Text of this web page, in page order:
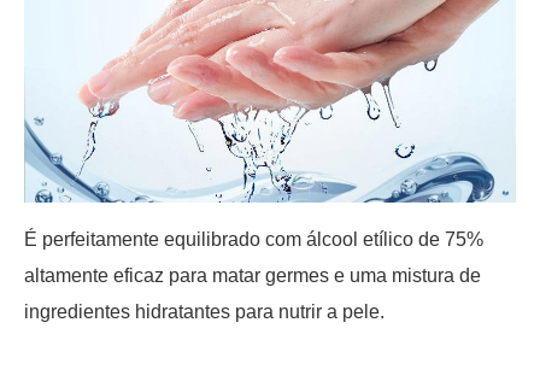
É perfeitamente equilibrado com álcool etílico de 75%
altamente eficaz para matar germes e uma mistura de
ingredientes hidratantes para nutrir a pele.